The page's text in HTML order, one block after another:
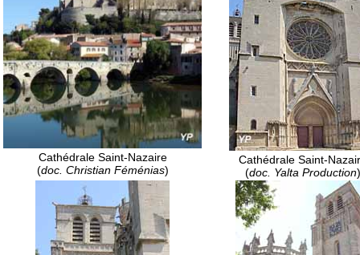
Cathédrale Saint-Nazaire
(doc. Christian Féménias)
Cathédrale Saint-
(doc. Yalta Production)